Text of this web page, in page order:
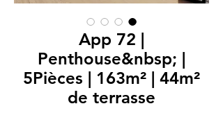
App 72 |
Penthouse&nbsp; |
5Pièces | 163m² | 44m²
de terrasse